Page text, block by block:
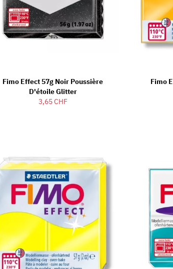
Fimo Effect 57g Noir Poussière
D'étoile Glitter
3,65 CHF
Fimo